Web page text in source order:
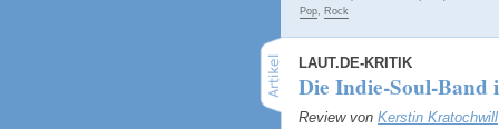
Pop, Rock
LAUT.DE-KRITIK
Die Indie-Soul-Band
Review von Kerstin Kratochwill